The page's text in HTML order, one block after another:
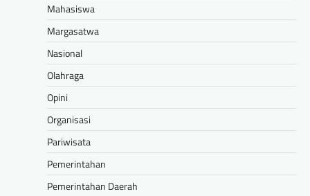
Mahasiswa
Margasatwa
Nasional
Olahraga
Opini
Organisasi
Pariwisata
Pemerintahan
Pemerintahan Daerah